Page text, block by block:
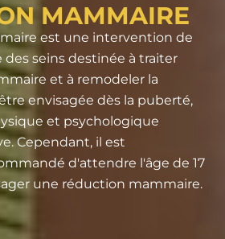
MAMMAIRE
est une intervention de
seins destinée à traiter
et à remodeler la
envisagée dès la puberté,
et psychologique
Cependant, il est
d'attendre l'âge de 17
une réduction mammaire.